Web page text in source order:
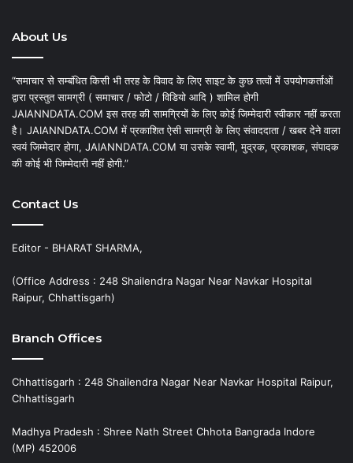
About Us
“समाचार से सम्बंधित किसी भी तरह के विवाद के लिए साइट के कुछ तत्वों में उपयोगकर्ताओं
द्वारा प्रस्तुत सामग्री ( समाचार / फोटो / विडियो आदि ) शामिल होगी
JAIANNDATA.COM इस तरह की सामग्रियों के लिए कोई जिम्मेदारी स्वीकार नहीं करता
है। JAIANNDATA.COM में प्रकाशित ऐसी सामग्री के लिए संवाददाता / खबर देने वाला
स्वयं जिम्मेदार होगा, JAIANNDATA.COM या उसके स्वामी, मुद्रक, प्रकाशक, संपादक
की कोई भी जिम्मेदारी नहीं होगी.”
Contact Us
Editor - BHARAT SHARMA,
(Office Address : 248 Shailendra Nagar Near Navkar Hospital
Raipur, Chhattisgarh)
Branch Offices
Chhattisgarh : 248 Shailendra Nagar Near Navkar Hospital Raipur,
Chhattisgarh
Madhya Pradesh : Shree Nath Street Chhota Bangrada Indore
(MP) 452006